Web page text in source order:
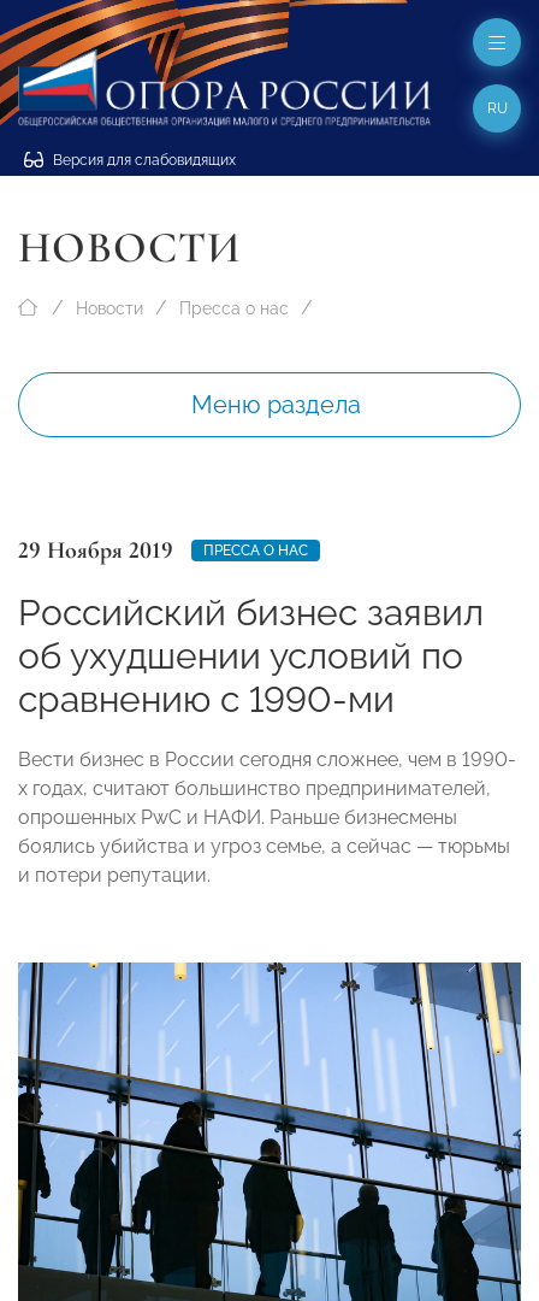
Версия для слабовидящих
RU
НОВОСТИ
Новости Пресса о нас
Меню раздела
29 Ноября 2019 ПРЕССА О НАС
Российский бизнес заявил
об ухудшении условий по
сравнению с 1990-ми
Вести бизнес в России сегодня сложнее, чем в 1990-
х годах, считают большинство предпринимателей,
опрошенных PwC и НАФИ. Раньше бизнесмены
боялись убийства и угроз семье, а сейчас — тюрьмы
и потери репутации.